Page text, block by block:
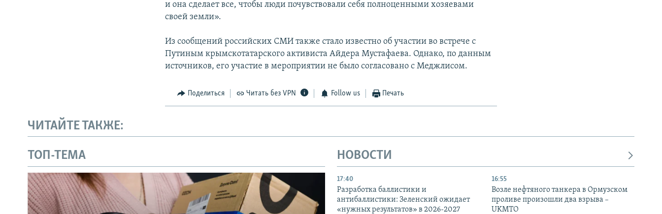
и она сделает все, чтобы люди почувствовали себя полноценными хозяевами
своей земли».
Из сообщений российских СМИ также стало известно об участии во встрече с
Путиным крымскотатарского активиста Айдера Мустафаева. Однако, по данным
источников, его участие в мероприятии не было согласовано с Меджлисом.
Поделиться Читать без VPN Follow us Печать
ЧИТАЙТЕ ТАКЖЕ:
ТОП-ТЕМА НОВОСТИ
17:40
Разработка баллистики и
антибаллистики: Зеленский ожидает
«нужных результатов» в 2026-2027
16:55
Возле нефтяного танкера в Ормузском
проливе произошли два взрыва –
UKMTO